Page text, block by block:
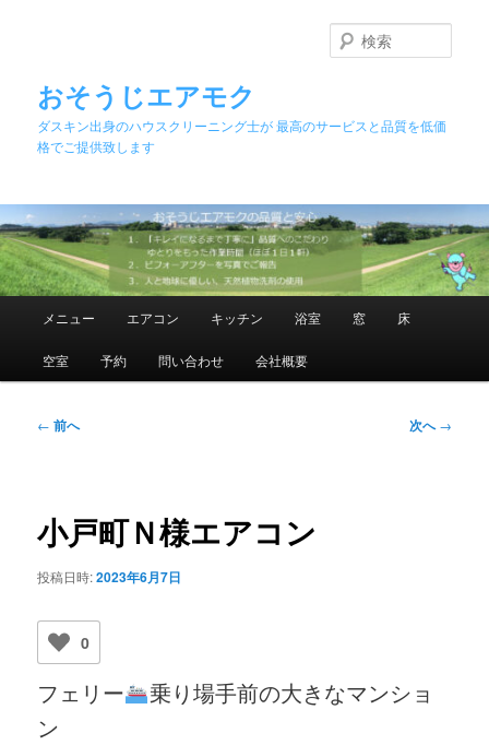
移
動
おそうじエアモク
ダスキン出身のハウスクリーニング士が 最高のサービスと品質を低価
格でご提供致します
索
メ
メニュー エアコン キッチン 浴室 窓 床
空室 予約 問い合わせ 会社概要
投
ゲ
ー
ョ
← 前へ 次へ→
小戸町Ｎ様エアコン
投稿日時:2023年6月7日
0
フェリー
乗り場手前の大きなマンショ
ン